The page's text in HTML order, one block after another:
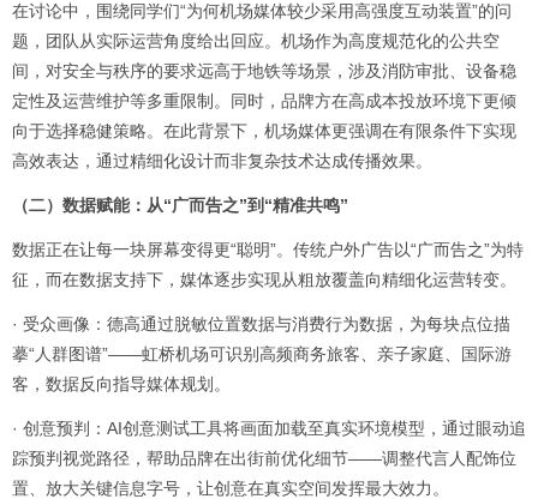
在讨论中，围绕同学们“为何机场媒体较少采用高强度互动装置”的问
题，团队从实际运营角度给出回应。机场作为高度规范化的公共空
间，对安全与秩序的要求远高于地铁等场景，涉及消防审批、设备稳
定性及运营维护等多重限制。同时，品牌方在高成本投放环境下更倾
向于选择稳健策略。在此背景下，机场媒体更强调在有限条件下实现
高效表达，通过精细化设计而非复杂技术达成传播效果。
（二）数据赋能：从“广而告之”到“精准共鸣”
数据正在让每一块屏幕变得更“聪明”。传统户外广告以“广而告之”为特
征，而在数据支持下，媒体逐步实现从粗放覆盖向精细化运营转变。
· 受众画像：德高通过脱敏位置数据与消费行为数据，为每块点位描
摹“人群图谱”——虹桥机场可识别高频商务旅客、亲子家庭、国际游
客，数据反向指导媒体规划。
· 创意预判：AI创意测试工具将画面加载至真实环境模型，通过眼动追
踪预判视觉路径，帮助品牌在出街前优化细节——调整代言人配饰位
置、放大关键信息字号，让创意在真实空间发挥最大效力。